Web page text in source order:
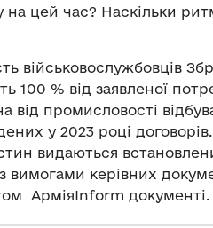
цей час? Наскільки
військовослужбовців
100 % від заявленої
від промисловості
у 2023 році
видаються
вимогами керівних
АрміяInform документі.